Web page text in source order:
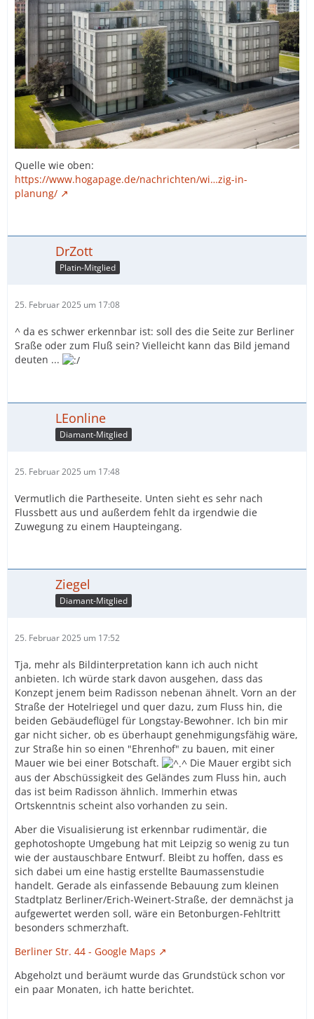
Quelle wie oben:
https://www.hogapage.de/nachrichten/wi…zig-in-
planung/
DrZott
Platin-Mitglied
25. Februar 2025 um 17:08
^ da es schwer erkennbar ist: soll des die Seite zur Berliner
Sraße oder zum Fluß sein? Vielleicht kann das Bild jemand
deuten ...
LEonline
Diamant-Mitglied
25. Februar 2025 um 17:48
Vermutlich die Partheseite. Unten sieht es sehr nach
Flussbett aus und außerdem fehlt da irgendwie die
Zuwegung zu einem Haupteingang.
Ziegel
Diamant-Mitglied
25. Februar 2025 um 17:52
Tja, mehr als Bildinterpretation kann ich auch nicht
anbieten. Ich würde stark davon ausgehen, dass das
Konzept jenem beim Radisson nebenan ähnelt. Vorn an der
Straße der Hotelriegel und quer dazu, zum Fluss hin, die
beiden Gebäudeflügel für Longstay-Bewohner. Ich bin mir
gar nicht sicher, ob es überhaupt genehmigungsfähig wäre,
zur Straße hin so einen "Ehrenhof" zu bauen, mit einer
Mauer wie bei einer Botschaft.
Die Mauer ergibt sich
aus der Abschüssigkeit des Geländes zum Fluss hin, auch
das ist beim Radisson ähnlich. Immerhin etwas
Ortskenntnis scheint also vorhanden zu sein.
Aber die Visualisierung ist erkennbar rudimentär, die
gephotoshopte Umgebung hat mit Leipzig so wenig zu tun
wie der austauschbare Entwurf. Bleibt zu hoffen, dass es
sich dabei um eine hastig erstellte Baumassenstudie
handelt. Gerade als einfassende Bebauung zum kleinen
Stadtplatz Berliner/Erich-Weinert-Straße, der demnächst ja
aufgewertet werden soll, wäre ein Betonburgen-Fehltritt
besonders schmerzhaft.
Berliner Str. 44 - Google Maps
Abgeholzt und beräumt wurde das Grundstück schon vor
ein paar Monaten, ich hatte berichtet.